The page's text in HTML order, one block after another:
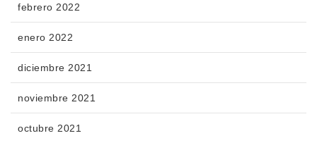
febrero 2022
enero 2022
diciembre 2021
noviembre 2021
octubre 2021